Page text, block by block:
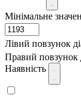
Мінімальне
Лівий повзунок
Правий повзунок
Наявність